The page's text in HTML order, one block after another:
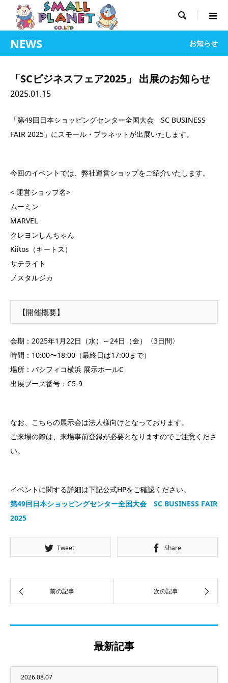

NEWS お知らせ
「SCビジネスフェア2025」 出展のお知らせ
2025.01.15
「第49回日本ショッピングセンター全国大会 SC BUSINESS
FAIR 2025」にスモール・プラネットが出展いたします。
今回のイベントでは、弊社運営ショップをご紹介いたします。
< 運営ショップ名>
ムーミン
MARVEL
クレヨンしんちゃん
Kiitos（キートス）
サテライト
ノスタルジカ
【開催概要】
会期：2025年1月22日（水）～24日（金）〈3日間〉
時間：10:00〜18:00（最終日は17:00まで）
場所：パシフィコ横浜 展示ホールC
出展ブース番号：C5-9
なお、こちらの展示会は法人様向けとなっております。
ご来場の際は、来場事前登録が必要となりますのでご注意くださ
い。
イベントに関する詳細は下記公式HPをご確認ください。
第49回日本ショッピングセンター全国大会 SC BUSINESS FAIR
2025
Tweet Share
最新記事
2026.08.07